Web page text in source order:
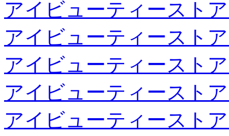
アイビューティースト
アイビューティースト
アイビューティースト
アイビューティースト
アイビューティースト